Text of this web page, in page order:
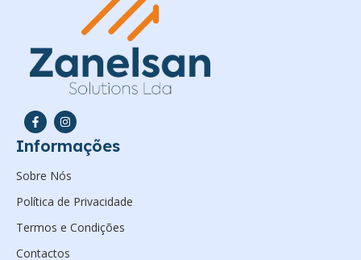
Informações
Sobre Nós
Política de Privacidade
Termos e Condições
Contactos